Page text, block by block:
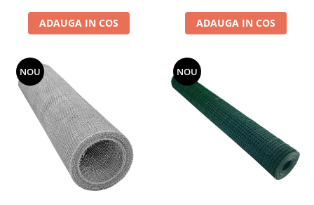
ADAUGA IN COS ADAUGA IN COS
NOU NOU